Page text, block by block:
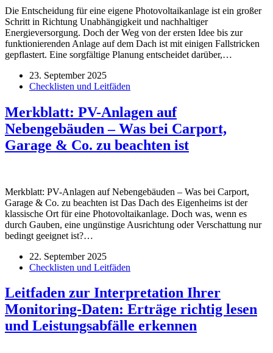
Die Entscheidung für eine eigene Photovoltaikanlage ist ein großer
Schritt in Richtung Unabhängigkeit und nachhaltiger
Energieversorgung. Doch der Weg von der ersten Idee bis zur
funktionierenden Anlage auf dem Dach ist mit einigen Fallstricken
gepflastert. Eine sorgfältige Planung entscheidet darüber,…
23. September 2025
Checklisten und Leitfäden
Merkblatt: PV-Anlagen auf
Nebengebäuden – Was bei Carport,
Garage & Co. zu beachten ist
Merkblatt: PV-Anlagen auf Nebengebäuden – Was bei Carport,
Garage & Co. zu beachten ist Das Dach des Eigenheims ist der
klassische Ort für eine Photovoltaikanlage. Doch was, wenn es
durch Gauben, eine ungünstige Ausrichtung oder Verschattung nur
bedingt geeignet ist?…
22. September 2025
Checklisten und Leitfäden
Leitfaden zur Interpretation Ihrer
Monitoring-Daten: Erträge richtig lesen
und Leistungsabfälle erkennen